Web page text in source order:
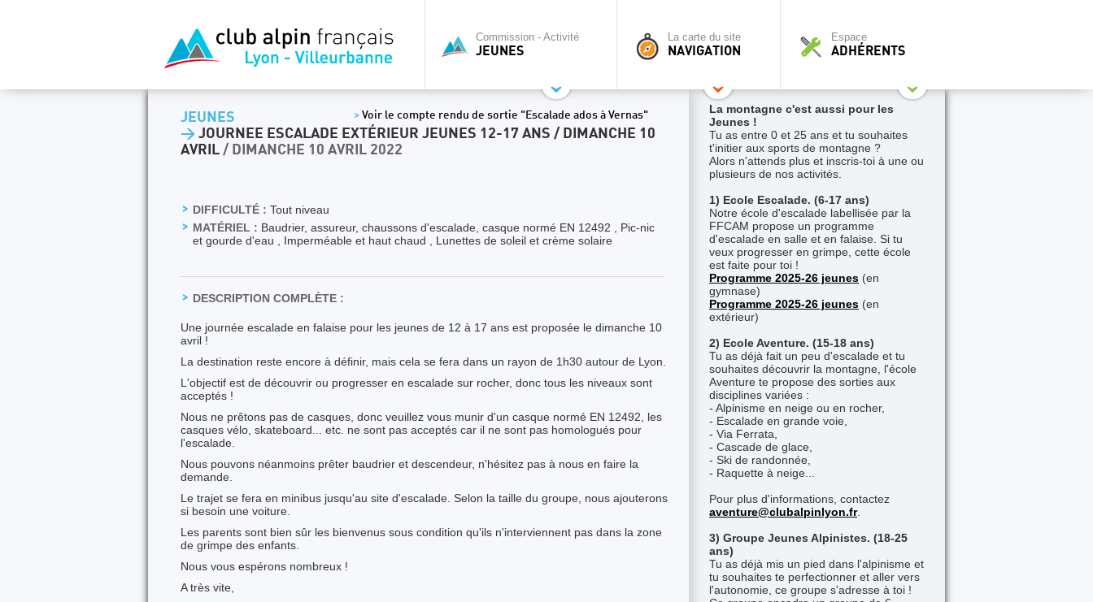
Commission - Activité
JEUNES
La carte du site
NAVIGATION
Espace
ADHÉRENTS
> Voir le compte rendu de sortie "Escalade ados à Vernas"
JEUNES
> JOURNEE ESCALADE EXTÉRIEUR JEUNES 12-17 ANS / DIMANCHE 10
AVRIL / DIMANCHE 10 AVRIL 2022
DIFFICULTÉ : Tout niveau
MATÉRIEL : Baudrier, assureur, chaussons d'escalade, casque normé EN 12492 , Pic-nic
et gourde d'eau , Imperméable et haut chaud , Lunettes de soleil et crème solaire
DESCRIPTION COMPLÈTE :
Une journée escalade en falaise pour les jeunes de 12 à 17 ans est proposée le dimanche 10
avril !
La destination reste encore à définir, mais cela se fera dans un rayon de 1h30 autour de Lyon.
L'objectif est de découvrir ou progresser en escalade sur rocher, donc tous les niveaux sont
acceptés !
Nous ne prêtons pas de casques, donc veuillez vous munir d'un casque normé EN 12492, les
casques vélo, skateboard... etc. ne sont pas acceptés car il ne sont pas homologués pour
l'escalade.
Nous pouvons néanmoins prêter baudrier et descendeur, n'hésitez pas à nous en faire la
demande.
Le trajet se fera en minibus jusqu'au site d'escalade. Selon la taille du groupe, nous ajouterons
si besoin une voiture.
Les parents sont bien sûr les bienvenus sous condition qu'ils n'interviennent pas dans la zone
de grimpe des enfants.
Nous vous espérons nombreux !
A très vite,
La montagne c'est aussi pour les
Jeunes !
Tu as entre 0 et 25 ans et tu souhaites
t'initier aux sports de montagne ?
Alors n'attends plus et inscris-toi à une ou
plusieurs de nos activités.
1) Ecole Escalade. (6-17 ans)
Notre école d'escalade labellisée par la
FFCAM propose un programme
d'escalade en salle et en falaise. Si tu
veux progresser en grimpe, cette école
est faite pour toi !
Programme 2025-26 jeunes (en
gymnase)
Programme 2025-26 jeunes (en
extérieur)
2) Ecole Aventure. (15-18 ans)
Tu as déjà fait un peu d'escalade et tu
souhaites découvrir la montagne, l'école
Aventure te propose des sorties aux
disciplines variées :
- Alpinisme en neige ou en rocher,
- Escalade en grande voie,
- Via Ferrata,
- Cascade de glace,
- Ski de randonnée,
- Raquette à neige...
Pour plus d'informations, contactez
aventure@clubalpinlyon.fr.
3) Groupe Jeunes Alpinistes. (18-25
ans)
Tu as déjà mis un pied dans l'alpinisme et
tu souhaites te perfectionner et aller vers
l'autonomie, ce groupe s'adresse à toi !